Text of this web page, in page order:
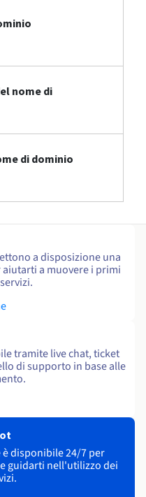
nome di
di dominio
a disposizione una
a muovere i primi
tramite live chat, ticket
di supporto in base alle
disponibile 24/7 per
guidarti nell'utilizzo dei